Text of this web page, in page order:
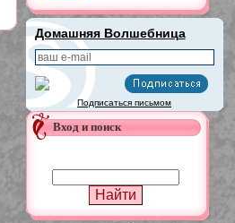
Домашняя Волшебница
Подписаться письмом
Вход и поиск